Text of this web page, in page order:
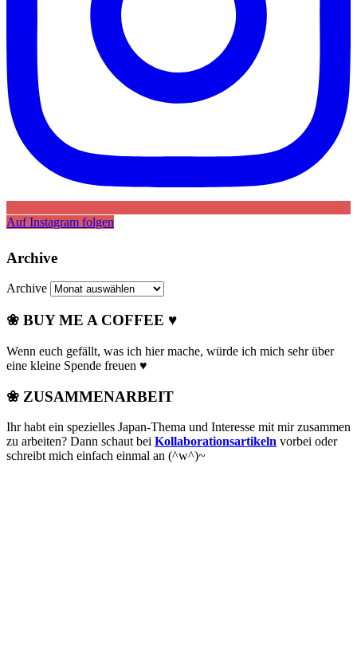
Auf Instagram folgen
Archive
Archive
❀ BUY ME A COFFEE ♥
Wenn euch gefällt, was ich hier mache, würde ich mich sehr über
eine kleine Spende freuen ♥
❀ ZUSAMMENARBEIT
Ihr habt ein spezielles Japan-Thema und Interesse mit mir zusammen
zu arbeiten? Dann schaut bei Kollaborationsartikeln vorbei oder
schreibt mich einfach einmal an (^w^)~